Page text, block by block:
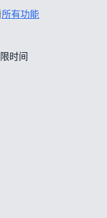
所有功能
时间